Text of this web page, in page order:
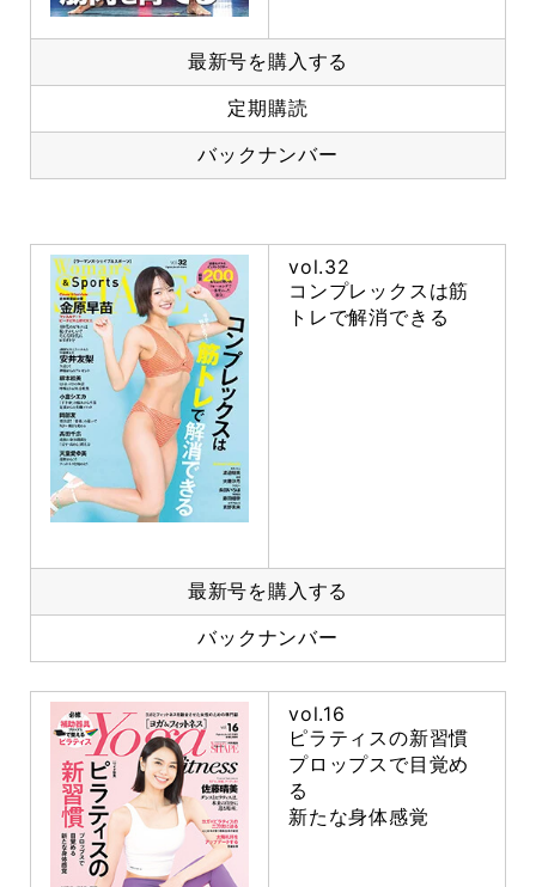
最新号を購入する
定期購読
バックナンバー
vol.32
コンプレックスは筋
トレで解消できる
最新号を購入する
バックナンバー
vol.16
ピラティスの新習慣
プロップスで目覚め
る
新たな身体感覚